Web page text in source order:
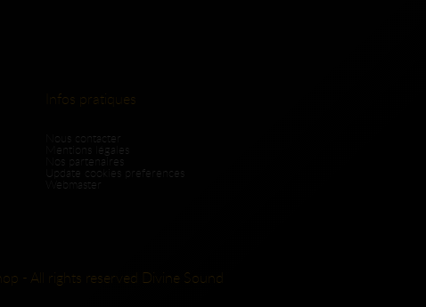
Infos pratiques
Nous contacter
Mentions légales
Nos partenaires
Update cookies preferences
Webmaster
- All rights reserved Divine Sound